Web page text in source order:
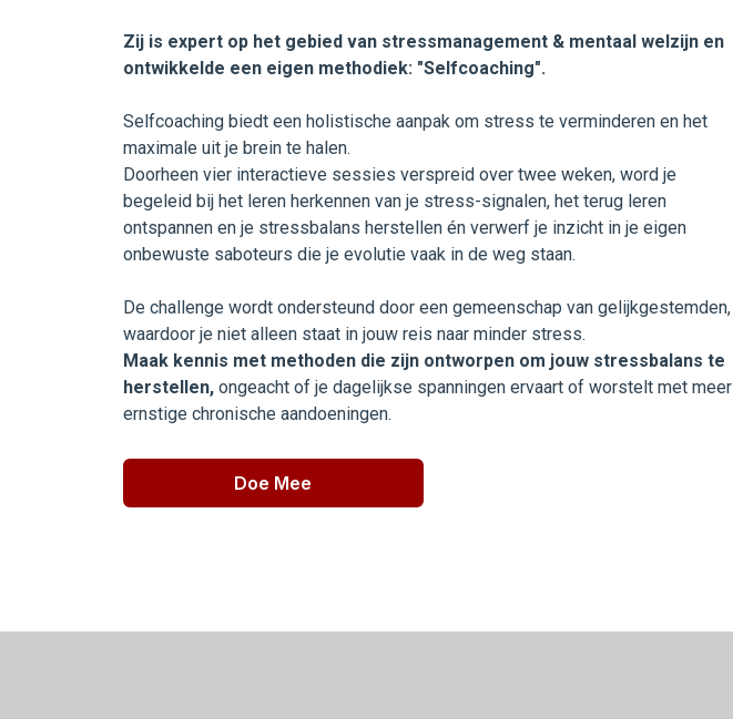
Zij is expert op het gebied van stressmanagement & mentaal welzijn en
ontwikkelde een eigen methodiek: "Selfcoaching".
Selfcoaching biedt een holistische aanpak om stress te verminderen en het
maximale uit je brein te halen.
Doorheen vier interactieve sessies verspreid over twee weken, word je
begeleid bij het leren herkennen van je stress-signalen, het terug leren
ontspannen en je stressbalans herstellen én verwerf je inzicht in je eigen
onbewuste saboteurs die je evolutie vaak in de weg staan.
De challenge wordt ondersteund door een gemeenschap van gelijkgestemden,
waardoor je niet alleen staat in jouw reis naar minder stress.
Maak kennis met methoden die zijn ontworpen om jouw stressbalans te
herstellen, ongeacht of je dagelijkse spanningen ervaart of worstelt met meer
ernstige chronische aandoeningen.
Doe Mee